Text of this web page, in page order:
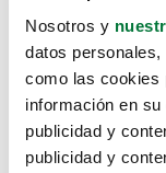
Nosotros y
datos
como las cookies
información en
publicidad y
publicidad y
Lo
te